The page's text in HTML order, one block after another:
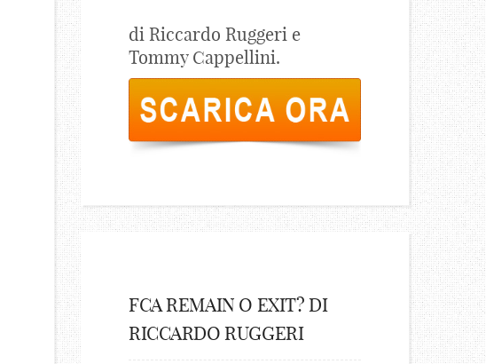
di Riccardo Ruggeri e
Tommy Cappellini.
FCA REMAIN O EXIT? DI
RICCARDO RUGGERI